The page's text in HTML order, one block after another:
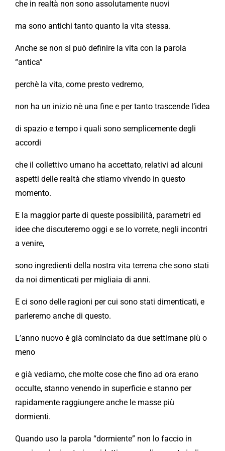
che in realtà non sono assolutamente nuovi
ma sono antichi tanto quanto la vita stessa.
Anche se non si può definire la vita con la parola
“antica”
perchè la vita, come presto vedremo,
non ha un inizio nè una fine e per tanto trascende l’idea
di spazio e tempo i quali sono semplicemente degli
accordi
che il collettivo umano ha accettato, relativi ad alcuni
aspetti delle realtà che stiamo vivendo in questo
momento.
E la maggior parte di queste possibilità, parametri ed
idee che discuteremo oggi e se lo vorrete, negli incontri
a venire,
sono ingredienti della nostra vita terrena che sono stati
da noi dimenticati per migliaia di anni.
E ci sono delle ragioni per cui sono stati dimenticati, e
parleremo anche di questo.
L’anno nuovo è già cominciato da due settimane più o
meno
e già vediamo, che molte cose che fino ad ora erano
occulte, stanno venendo in superficie e stanno per
rapidamente raggiungere anche le masse più
dormienti.
Quando uso la parola “dormiente” non lo faccio in